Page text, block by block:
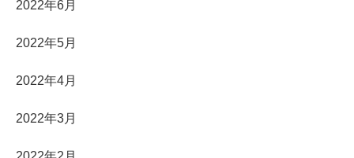
2022年6月
2022年5月
2022年4月
2022年3月